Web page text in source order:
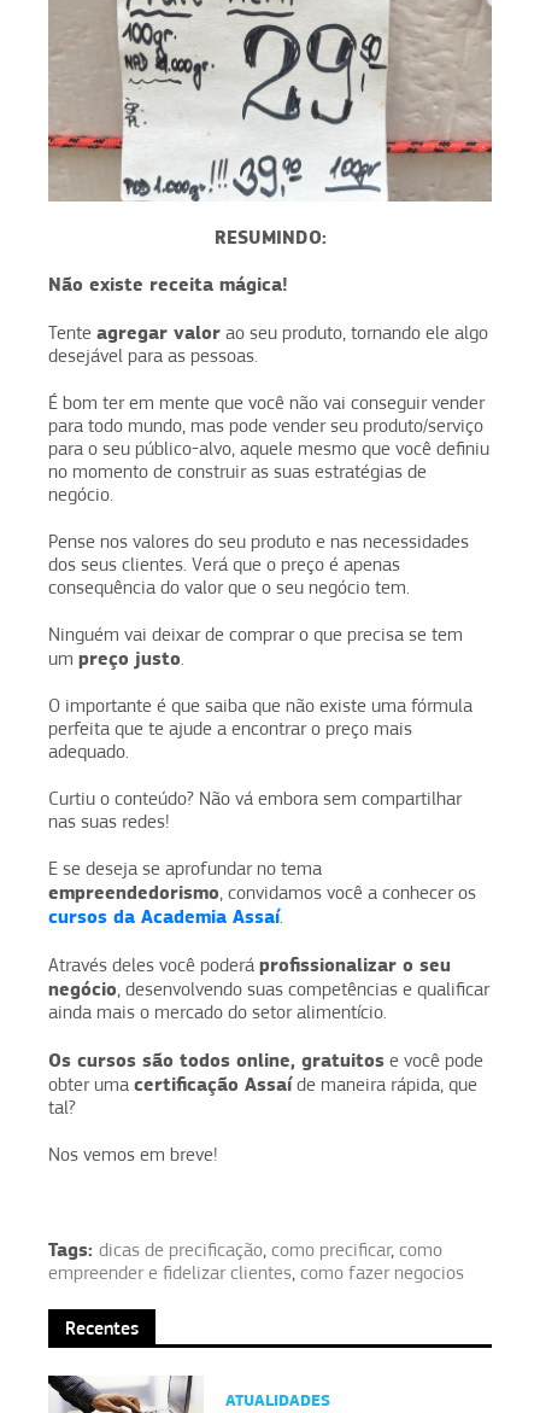
RESUMINDO:
Não existe receita mágica!
Tente agregar valor ao seu produto, tornando ele algo
desejável para as pessoas.
É bom ter em mente que você não vai conseguir vender
para todo mundo, mas pode vender seu produto/serviço
para o seu público-alvo, aquele mesmo que você definiu
no momento de construir as suas estratégias de
negócio.
Pense nos valores do seu produto e nas necessidades
dos seus clientes. Verá que o preço é apenas
consequência do valor que o seu negócio tem.
Ninguém vai deixar de comprar o que precisa se tem
um preço justo.
O importante é que saiba que não existe uma fórmula
perfeita que te ajude a encontrar o preço mais
adequado.
Curtiu o conteúdo? Não vá embora sem compartilhar
nas suas redes!
E se deseja se aprofundar no tema
empreendedorismo, convidamos você a conhecer os
cursos da Academia Assaí.
Através deles você poderá profissionalizar o seu
negócio, desenvolvendo suas competências e qualificar
ainda mais o mercado do setor alimentício.
Os cursos são todos online, gratuitos e você pode
obter uma certificação Assaíde maneira rápida, que
tal?
Nos vemos em breve!
Tags: dicas de precificação, como precificar, como
empreender e fidelizar clientes, como fazer negocios
Recentes
ATUALIDADES